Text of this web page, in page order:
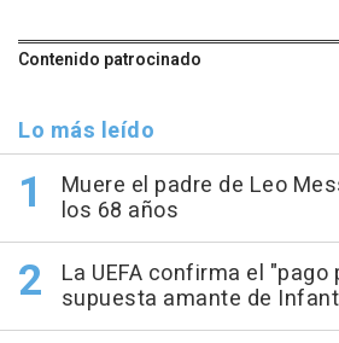
Contenido patrocinado
Lo más leído
Muere el padre de Leo
los 68 años
La UEFA confirma el "pago
supuesta amante de